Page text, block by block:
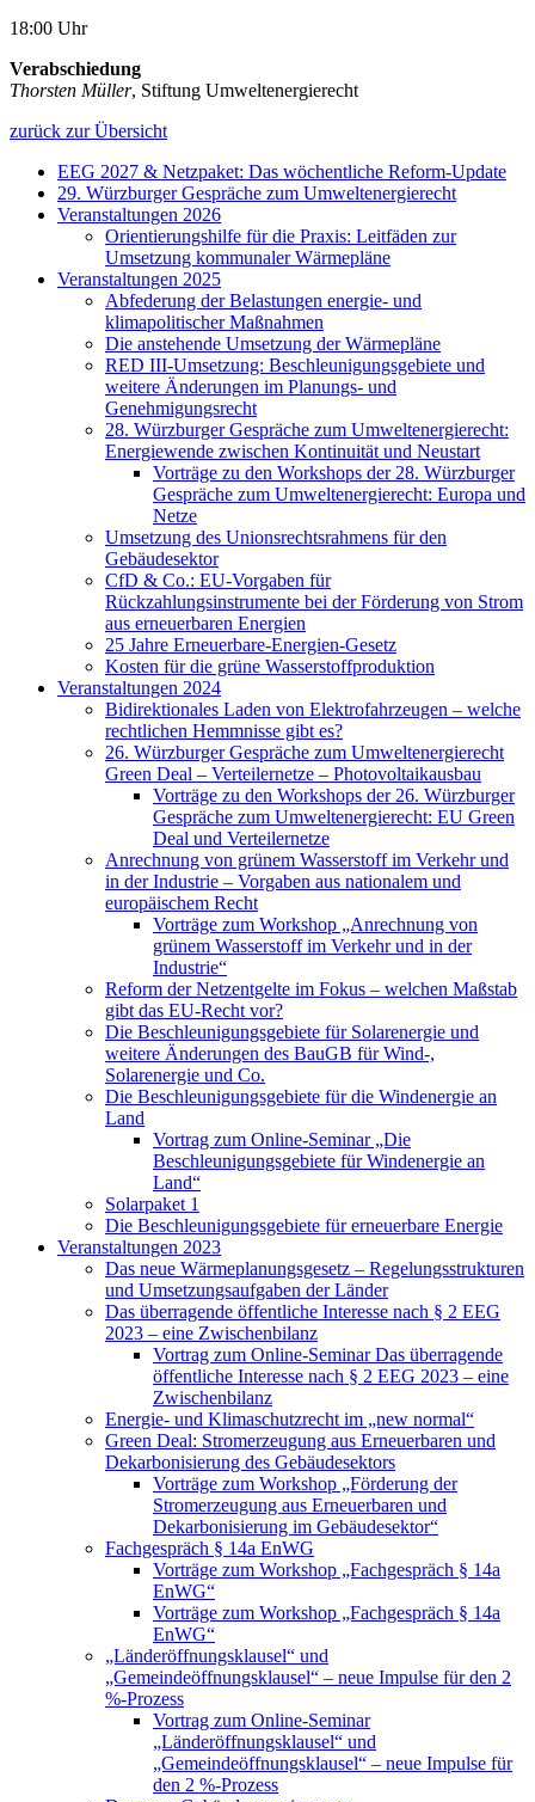
18:00 Uhr
Verabschiedung
Thorsten Müller, Stiftung Umweltenergierecht
zurück zur Übersicht
EEG 2027 & Netzpaket: Das wöchentliche Reform-Update
29. Würzburger Gespräche zum Umweltenergierecht
Veranstaltungen 2026
Orientierungshilfe für die Praxis: Leitfäden zur
Umsetzung kommunaler Wärmepläne
Veranstaltungen 2025
Abfederung der Belastungen energie- und
klimapolitischer Maßnahmen
Die anstehende Umsetzung der Wärmepläne
RED III-Umsetzung: Beschleunigungsgebiete und
weitere Änderungen im Planungs- und
Genehmigungsrecht
28. Würzburger Gespräche zum Umweltenergierecht:
Energiewende zwischen Kontinuität und Neustart
Vorträge zu den Workshops der 28. Würzburger
Gespräche zum Umweltenergierecht: Europa und
Netze
Umsetzung des Unionsrechtsrahmens für den
Gebäudesektor
CfD & Co.: EU-Vorgaben für
Rückzahlungsinstrumente bei der Förderung von Strom
aus erneuerbaren Energien
25 Jahre Erneuerbare-Energien-Gesetz
Kosten für die grüne Wasserstoffproduktion
Veranstaltungen 2024
Bidirektionales Laden von Elektrofahrzeugen – welche
rechtlichen Hemmnisse gibt es?
26. Würzburger Gespräche zum Umweltenergierecht
Green Deal – Verteilernetze – Photovoltaikausbau
Vorträge zu den Workshops der 26. Würzburger
Gespräche zum Umweltenergierecht: EU Green
Deal und Verteilernetze
Anrechnung von grünem Wasserstoff im Verkehr und
in der Industrie – Vorgaben aus nationalem und
europäischem Recht
Vorträge zum Workshop „Anrechnung von
grünem Wasserstoff im Verkehr und in der
Industrie“
Reform der Netzentgelte im Fokus – welchen Maßstab
gibt das EU-Recht vor?
Die Beschleunigungsgebiete für Solarenergie und
weitere Änderungen des BauGB für Wind-,
Solarenergie und Co.
Die Beschleunigungsgebiete für die Windenergie an
Land
Vortrag zum Online-Seminar „Die
Beschleunigungsgebiete für Windenergie an
Land“
Solarpaket 1
Die Beschleunigungsgebiete für erneuerbare Energie
Veranstaltungen 2023
Das neue Wärmeplanungsgesetz – Regelungsstrukturen
und Umsetzungsaufgaben der Länder
Das überragende öffentliche Interesse nach § 2 EEG
2023 – eine Zwischenbilanz
Vortrag zum Online-Seminar Das überragende
öffentliche Interesse nach § 2 EEG 2023 – eine
Zwischenbilanz
Energie- und Klimaschutzrecht im „new normal“
Green Deal: Stromerzeugung aus Erneuerbaren und
Dekarbonisierung des Gebäudesektors
Vorträge zum Workshop „Förderung der
Stromerzeugung aus Erneuerbaren und
Dekarbonisierung im Gebäudesektor“
Fachgespräch § 14a EnWG
Vorträge zum Workshop „Fachgespräch § 14a
EnWG“
Vorträge zum Workshop „Fachgespräch § 14a
EnWG“
„Länderöffnungsklausel“ und
„Gemeindeöffnungsklausel“ – neue Impulse für den 2
%-Prozess
Vortrag zum Online-Seminar
„Länderöffnungsklausel“ und
„Gemeindeöffnungsklausel“ – neue Impulse für
den 2 %-Prozess